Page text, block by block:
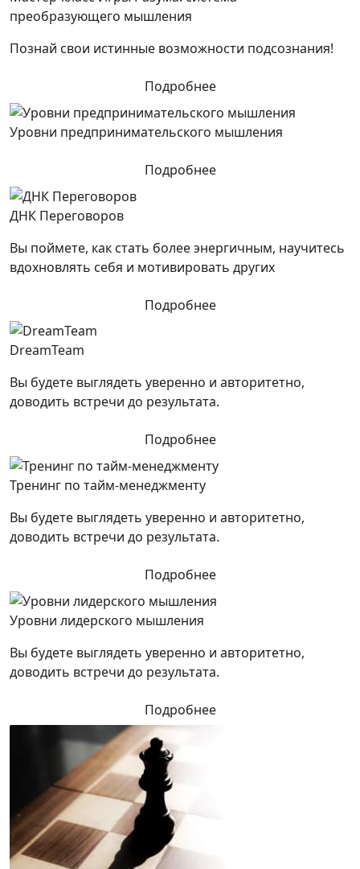
преобразующего мышления
Познай свои истинные возможности подсознания!
Подробнее
Уровни предпринимательского мышления
Подробнее
ДНК Переговоров
Вы поймете, как стать более энергичным, научитесь
вдохновлять себя и мотивировать других
Подробнее
DreamTeam
Вы будете выглядеть уверенно и авторитетно,
доводить встречи до результата.
Подробнее
Тренинг по тайм-менеджменту
Вы будете выглядеть уверенно и авторитетно,
доводить встречи до результата.
Подробнее
Уровни лидерского мышления
Вы будете выглядеть уверенно и авторитетно,
доводить встречи до результата.
Подробнее